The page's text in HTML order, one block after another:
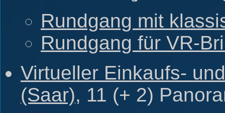
Rundgang mit
Rundgang für VR-
Virtueller Einkaufs-
(Saar), 11 (+ 2)